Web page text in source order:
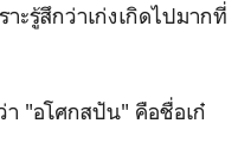
ะรู้สึกว่าเก่งเกิดไปมากที่
"อโศกสปัน" คือชื่อเก๋